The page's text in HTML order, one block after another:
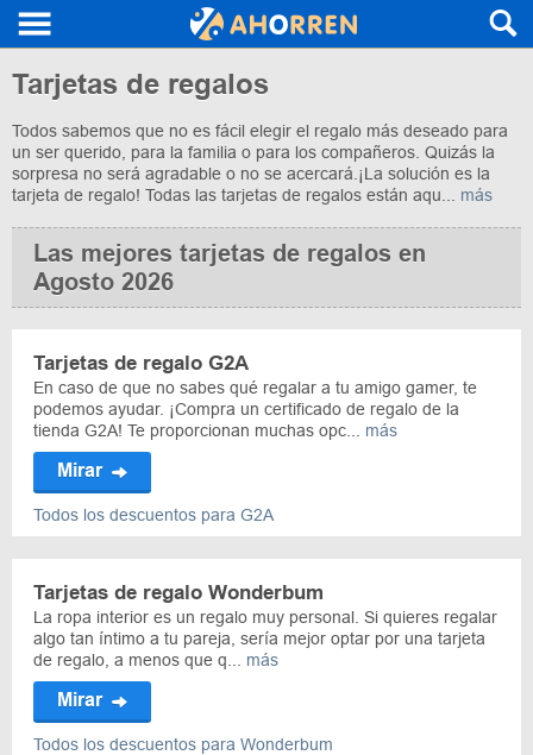
Tarjetas de regalos
Todos sabemos que no es fácil elegir el regalo más deseado para
un ser querido, para la familia o para los compañeros. Quizás la
sorpresa no será agradable o no se acercará.¡La solución es la
tarjeta de regalo! Todas las tarjetas de regalos están aqu... más
Las mejores tarjetas de regalos en
Agosto 2026
Tarjetas de regalo G2A
En caso de que no sabes qué regalar a tu amigo gamer, te
podemos ayudar. ¡Compra un certificado de regalo de la
tienda G2A! Te proporcionan muchas opc... más
Mirar
Todos los descuentos para G2A
Tarjetas de regalo Wonderbum
La ropa interior es un regalo muy personal. Si quieres regalar
algo tan íntimo a tu pareja, sería mejor optar por una tarjeta
de regalo, a menos que q... más
Mirar
Todos los descuentos para Wonderbum